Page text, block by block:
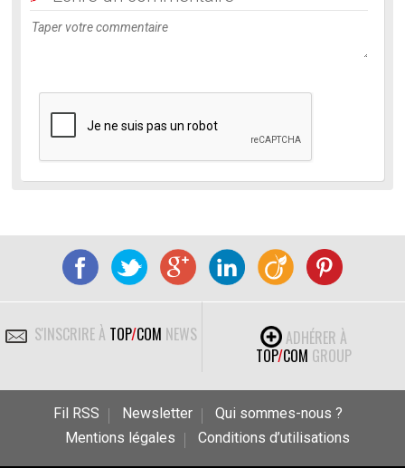
S'INSCRIRE À TOP/COM NEWS
ADHÉRER À
TOP/COM GROUP
Fil RSS Newsletter
Qui sommes-nous ?
Mentions légales
Conditions d’utilisations